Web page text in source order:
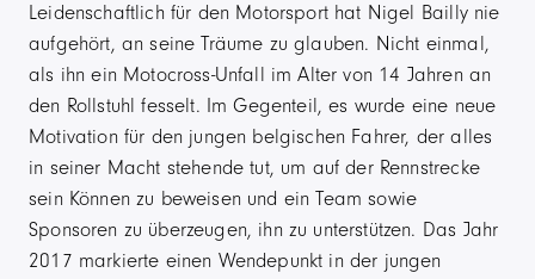
Leidenschaftlich für den Motorsport hat Nigel Bailly nie
aufgehört, an seine Träume zu glauben. Nicht einmal,
als ihn ein Motocross-Unfall im Alter von 14 Jahren an
den Rollstuhl fesselt. Im Gegenteil, es wurde eine neue
Motivation für den jungen belgischen Fahrer, der alles
in seiner Macht stehende tut, um auf der Rennstrecke
sein Können zu beweisen und ein Team sowie
Sponsoren zu überzeugen, ihn zu unterstützen. Das Jahr
2017 markierte einen Wendepunkt in der jungen